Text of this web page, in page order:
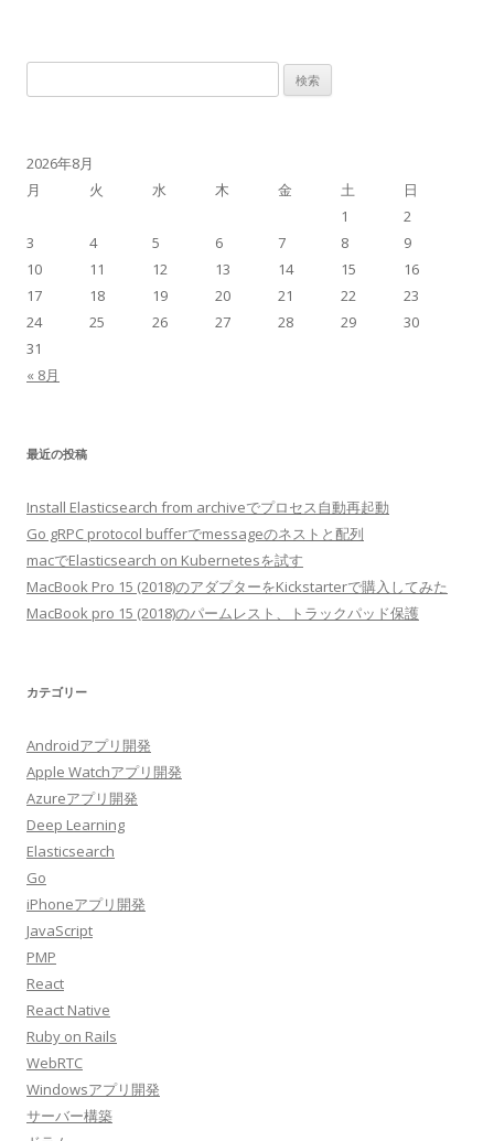
索:
2026年8月
月
火 水 木 金 土
日
1
2
3
4 5 6 7 8
9
10
11 12 13 14 15
16
17
18 19 20 21 22
23
24
25 26 27 28 29
30
31
« 8月
最近の投稿
Install Elasticsearch from archiveでプロセス自動再起動
Go gRPC protocol bufferでmessageのネストと配列
macでElasticsearch on Kubernetesを試す
MacBook Pro 15 (2018)のアダプターをKickstarterで購入してみた
MacBook pro 15 (2018)のパームレスト、トラックパッド保護
カテゴリー
Androidアプリ開発
Apple Watchアプリ開発
Azureアプリ開発
Deep Learning
Elasticsearch
Go
iPhoneアプリ開発
JavaScript
PMP
React
React Native
Ruby on Rails
WebRTC
Windowsアプリ開発
サーバー構築